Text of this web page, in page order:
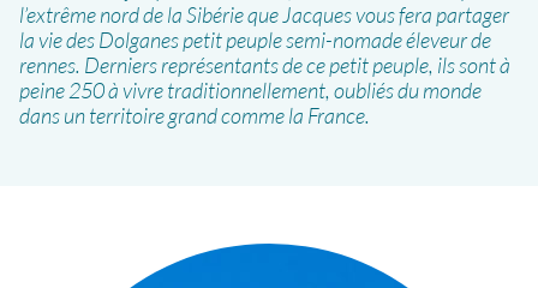
l’extrême nord de la Sibérie que Jacques vous fera partager
la vie des Dolganes petit peuple semi-nomade éleveur de
rennes. Derniers représentants de ce petit peuple, ils sont à
peine 250 à vivre traditionnellement, oubliés du monde
dans un territoire grand comme la France.